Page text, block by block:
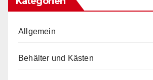
Allgemein
Behälter und Kästen